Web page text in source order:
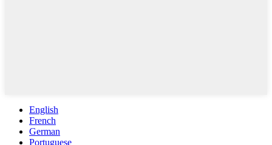
English
French
German
Portuguese